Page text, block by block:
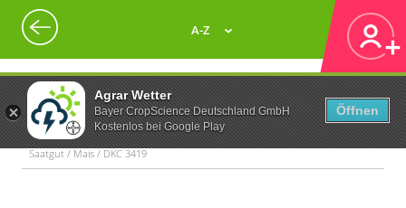
Agrar Wetter
Bayer CropScience Deutschland GmbH
Kostenlos bei Google Play
Öffnen
A-Z
Saatgut / Mais / DKC 3419